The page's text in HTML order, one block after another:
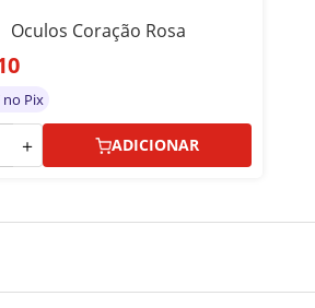
Oculos Coração Rosa
no Pix
＋ ADICIONAR